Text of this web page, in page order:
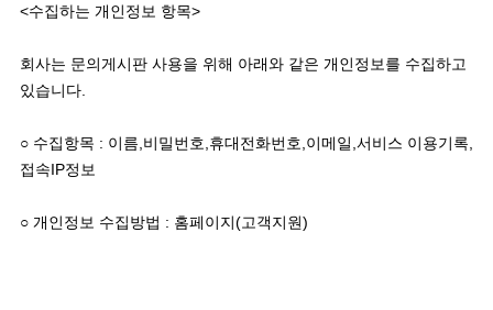
<수집하는 개인정보 항목>
회사는 문의게시판 사용을 위해 아래와 같은 개인정보를 수집하고
있습니다.
○ 수집항목 : 이름,비밀번호,휴대전화번호,이메일,서비스 이용기록,
접속IP정보
○ 개인정보 수집방법 : 홈페이지(고객지원)